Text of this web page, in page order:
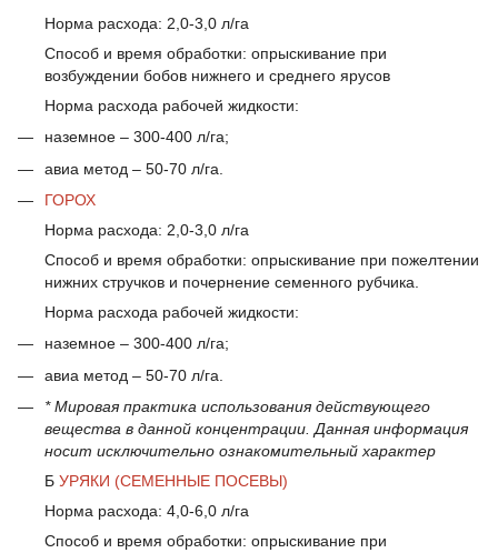
Норма расхода: 2,0-3,0 л/га
Способ и время обработки: опрыскивание при
возбуждении бобов нижнего и среднего ярусов
Норма расхода рабочей жидкости:
наземное – 300-400 л/га;
авиа метод – 50-70 л/га.
ГОРОХ
Норма расхода: 2,0-3,0 л/га
Способ и время обработки: опрыскивание при пожелтении
нижних стручков и почернение семенного рубчика.
Норма расхода рабочей жидкости:
наземное – 300-400 л/га;
авиа метод – 50-70 л/га.
* Мировая практика использования действующего
вещества в данной концентрации. Данная информация
носит исключительно ознакомительный характер
Б УРЯКИ (СЕМЕННЫЕ ПОСЕВЫ)
Норма расхода: 4,0-6,0 л/га
Способ и время обработки: опрыскивание при